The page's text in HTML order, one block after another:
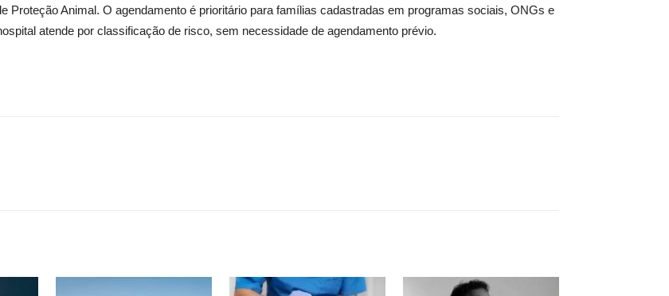
Proteção Animal. O agendamento é prioritário para famílias cadastradas em programas sociais, ONGs e
atende por classificação de risco, sem necessidade de agendamento prévio.